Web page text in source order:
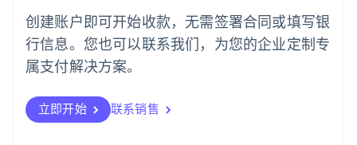
创建账户即可开始收款，无需签署合同或填写银
行信息。您也可以联系我们，为您的企业定制专
属支付解决方案。
立即开始 联系销售
葡萄牙
Português English
日本
日本語English
瑞典
瑞士
DeutschFrançais